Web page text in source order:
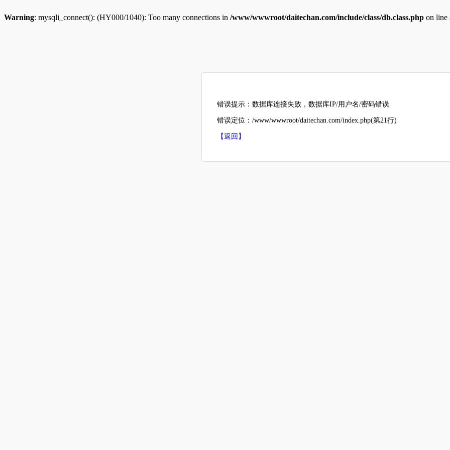
Warning: mysqli_connect(): (HY000/1040): Too many connections in /www/wwwroot/daitechan.com/include/class/db.class.php on line
错误提示：数据库连接失败，数据库IP/用户名/密码错误
错误定位：/www/wwwroot/daitechan.com/index.php(第21行)
【返回】